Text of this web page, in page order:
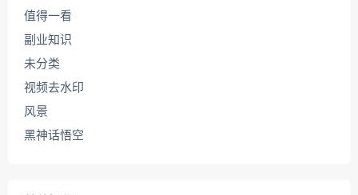
值得一看
副业知识
未分类
视频去水印
风景
黑神话悟空